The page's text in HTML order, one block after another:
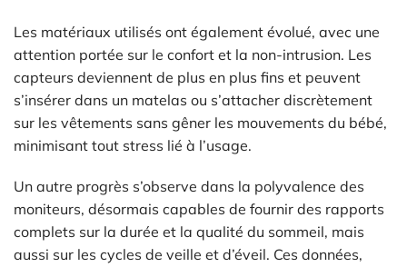
Les matériaux utilisés ont également évolué, avec une
attention portée sur le confort et la non-intrusion. Les
capteurs deviennent de plus en plus fins et peuvent
s’insérer dans un matelas ou s’attacher discrètement
sur les vêtements sans gêner les mouvements du bébé,
minimisant tout stress lié à l’usage.
Un autre progrès s’observe dans la polyvalence des
moniteurs, désormais capables de fournir des rapports
complets sur la durée et la qualité du sommeil, mais
aussi sur les cycles de veille et d’éveil. Ces données,